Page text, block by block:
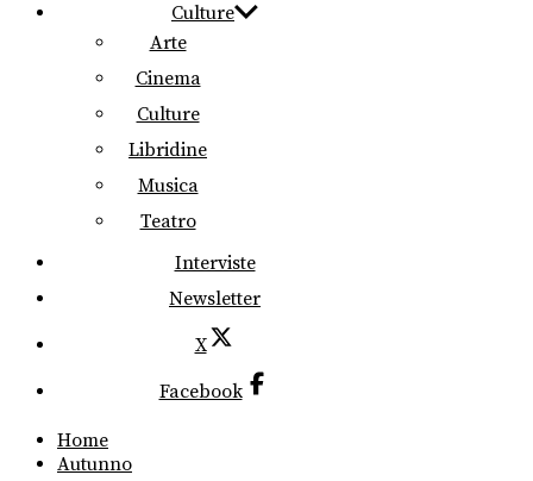
Culture
Arte
Cinema
Culture
Libridine
Musica
Teatro
Interviste
Newsletter
X
Facebook
Home
Autunno